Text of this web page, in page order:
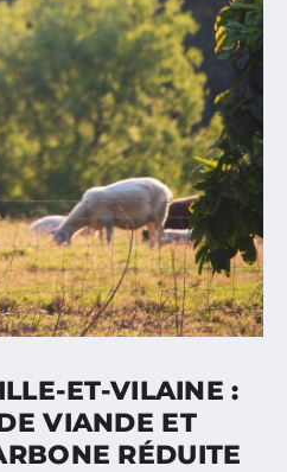
ET-VILAINE :
VIANDE ET
RÉDUITE